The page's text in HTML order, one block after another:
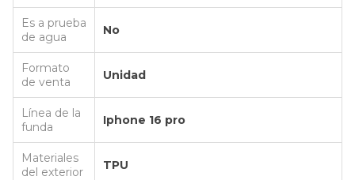
Es a prueba
de agua
No
Formato
de venta
Unidad
Línea de la
funda
Iphone 16 pro
Materiales
del exterior
TPU